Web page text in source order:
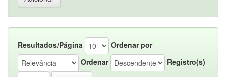
Resultados/Página
Ordenar por
Ordenar
Registro(s)